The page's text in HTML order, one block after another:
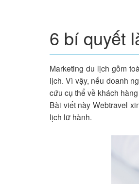
6 bí quyết
Marketing du lịch gồm
lịch. Vì vậy, nếu doanh
cứu cụ thể về khách
Bài viết này Webtravel
lịch lữ hành.